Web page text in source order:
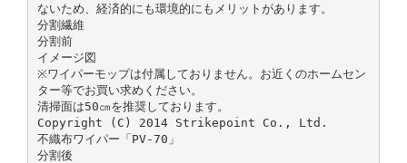
ないため、経済的にも環境的にもメリットがあります。
分割繊維
分割前
イメージ図
※ワイパーモップは付属しておりません。お近くのホームセン
ター等でお買い求めください。
清掃面は50㎝を推奨しております。
Copyright (C) 2014 Strikepoint Co., Ltd.
不織布ワイパー「PV-70」
分割後